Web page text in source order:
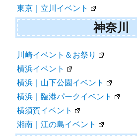
東京｜立川イベント
神奈川
川崎イベント＆お祭り
横浜イベント
横浜｜山下公園イベント
横浜｜臨港パークイベント
横須賀イベント
湘南｜江の島イベント